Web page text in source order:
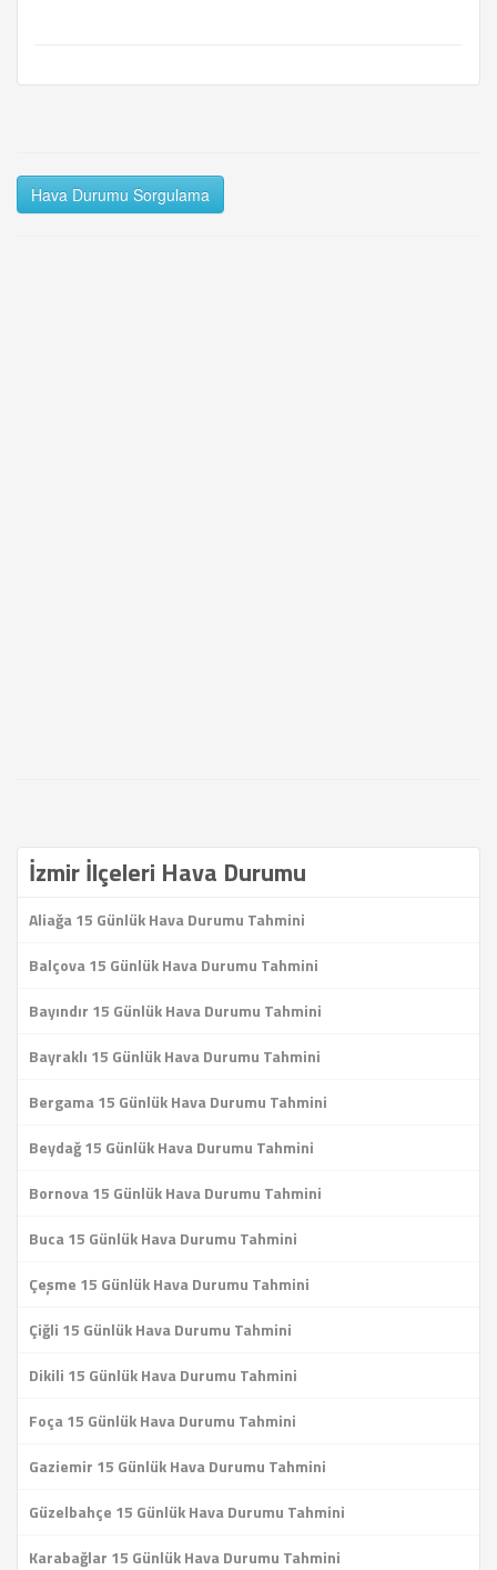
Hava Durumu Sorgulama
İzmir İlçeleri Hava Durumu
Aliağa 15 Günlük Hava Durumu Tahmini
Balçova 15 Günlük Hava Durumu Tahmini
Bayındır 15 Günlük Hava Durumu Tahmini
Bayraklı 15 Günlük Hava Durumu Tahmini
Bergama 15 Günlük Hava Durumu Tahmini
Beydağ 15 Günlük Hava Durumu Tahmini
Bornova 15 Günlük Hava Durumu Tahmini
Buca 15 Günlük Hava Durumu Tahmini
Çeşme 15 Günlük Hava Durumu Tahmini
Çiğli 15 Günlük Hava Durumu Tahmini
Dikili 15 Günlük Hava Durumu Tahmini
Foça 15 Günlük Hava Durumu Tahmini
Gaziemir 15 Günlük Hava Durumu Tahmini
Güzelbahçe 15 Günlük Hava Durumu Tahmini
Karabağlar 15 Günlük Hava Durumu Tahmini